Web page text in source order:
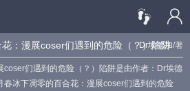
Dr埃德加/著
：漫展coser们遇到的危险（？）陷阱
coser们遇到的危险（？）陷阱是由作者：Dr埃德
春冰下凋零的百合花：漫展coser们遇到的危险